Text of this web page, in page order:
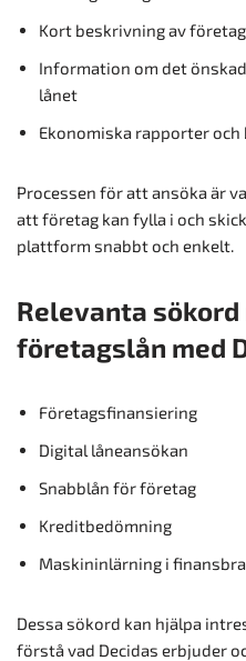
Kort beskrivning av
Information om det
lånet
Ekonomiska rapporter
Processen för att ansöka är
att företag kan fylla i och
plattform snabbt och enkelt.
Relevanta
företagslån med
Företagsfinansiering
Digital låneansökan
Snabblån för företag
Kreditbedömning
Maskininlärning i
Dessa sökord kan hjälpa
förstå vad Decidas erbjuder